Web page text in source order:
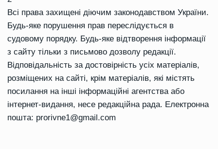
Всі права захищені діючим законодавством України.
Будь-яке порушення прав переслідується в
судовому порядку. Будь-яке відтворення інформації
з сайту тільки з письмово дозволу редакції.
Відповідальність за достовірність усіх матеріалів,
розміщених на сайті, крім матеріалів, які містять
посилання на інші інформаційні агентства або
інтернет-видання, несе редакційна рада. Електронна
пошта: prorivne1@gmail.com